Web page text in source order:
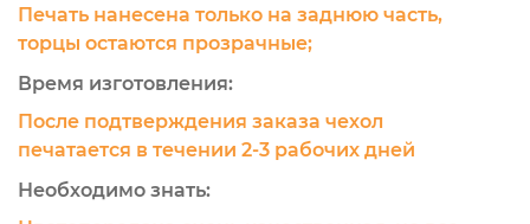
Печать нанесена только на заднюю часть,
торцы остаются прозрачные;
Время изготовления:
После подтверждения заказа чехол
печатается в течении 2-3 рабочих дней
Необходимо знать: